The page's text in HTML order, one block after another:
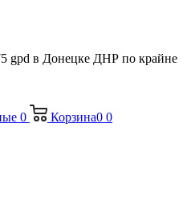
gpd в Донецке ДНР по крайне
0 Корзина0 0